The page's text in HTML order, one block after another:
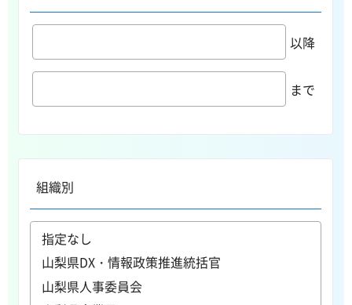
以降
まで
組織別